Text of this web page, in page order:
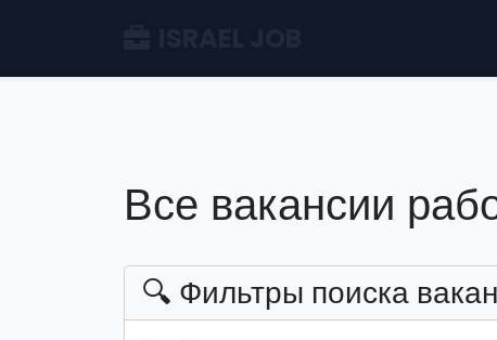
Все вакансии
🔍 Фильтры поиска